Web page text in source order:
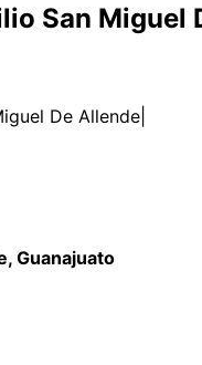
San Miguel
De Allende
, Guanajuato